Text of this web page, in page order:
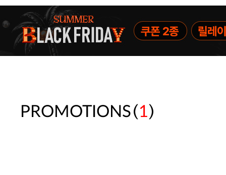
[썸머블프] 1만원 할인 쿠폰(8.1~31)
[썸머블프] 2만원 할인 쿠폰(8.1~31)
PROMOTIONS(1)